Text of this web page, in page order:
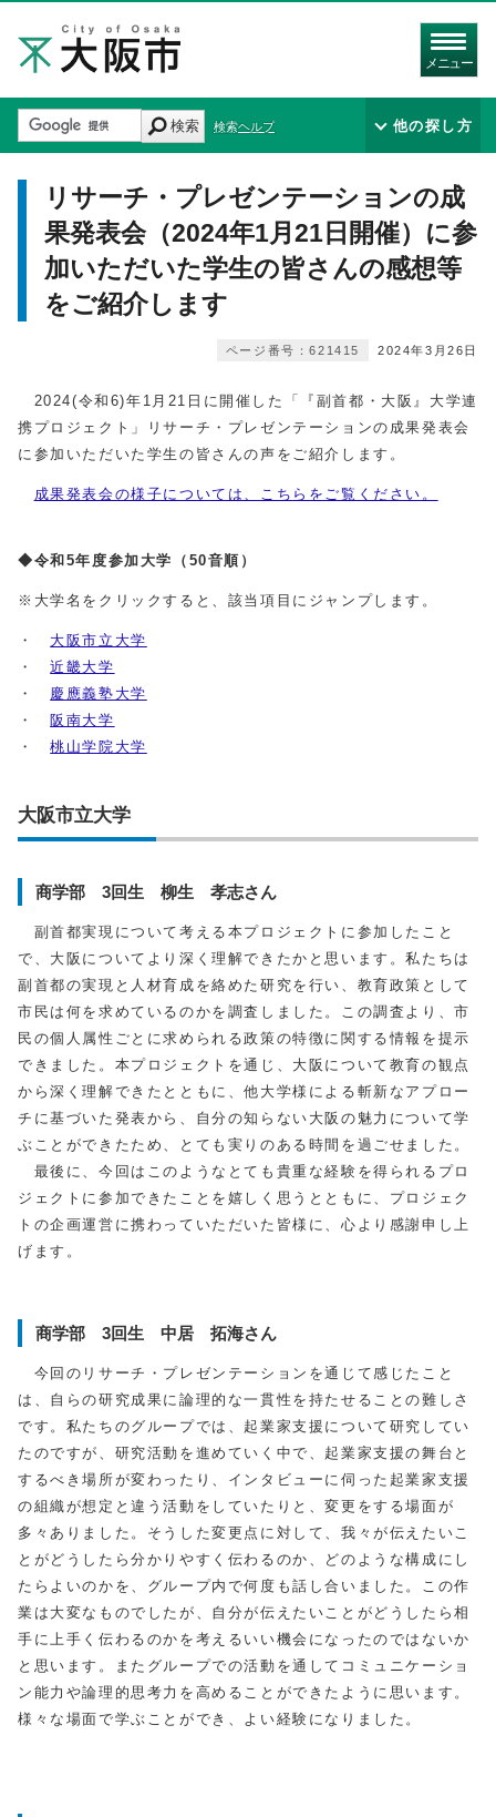
メニュー
検索 検索ヘルプ 他の探し方
リサーチ・プレゼンテーションの成
果発表会（2024年1月21日開催）に参
加いただいた学生の皆さんの感想等
をご紹介します
2024年3月26日
ページ番号：621415
2024(令和6)年1月21日に開催した「『副首都・大阪』大学連
携プロジェクト」リサーチ・プレゼンテーションの成果発表会
に参加いただいた学生の皆さんの声をご紹介します。
成果発表会の様子については、こちらをご覧ください。
◆令和5年度参加大学（50音順）
※大学名をクリックすると、該当項目にジャンプします。
・ 大阪市立大学
・近畿大学
・ 慶應義塾大学
・ 阪南大学
・桃山学院大学
大阪市立大学
商学部 3回生 柳生 孝志さん
副首都実現について考える本プロジェクトに参加したこと
で、大阪についてより深く理解できたかと思います。私たちは
副首都の実現と人材育成を絡めた研究を行い、教育政策として
市民は何を求めているのかを調査しました。この調査より、市
民の個人属性ごとに求められる政策の特徴に関する情報を提示
できました。本プロジェクトを通じ、大阪について教育の観点
から深く理解できたとともに、他大学様による斬新なアプロー
チに基づいた発表から、自分の知らない大阪の魅力について学
ぶことができたため、とても実りのある時間を過ごせました。
最後に、今回はこのようなとても貴重な経験を得られるプロ
ジェクトに参加できたことを嬉しく思うとともに、プロジェク
トの企画運営に携わっていただいた皆様に、心より感謝申し上
げます。
商学部 3回生 中居 拓海さん
今回のリサーチ・プレゼンテーションを通じて感じたこと
は、自らの研究成果に論理的な一貫性を持たせることの難しさ
です。私たちのグループでは、起業家支援について研究してい
たのですが、研究活動を進めていく中で、起業家支援の舞台と
するべき場所が変わったり、インタビューに伺った起業家支援
の組織が想定と違う活動をしていたりと、変更をする場面が
多々ありました。そうした変更点に対して、我々が伝えたいこ
とがどうしたら分かりやすく伝わるのか、どのような構成にし
たらよいのかを、グループ内で何度も話し合いました。この作
業は大変なものでしたが、自分が伝えたいことがどうしたら相
手に上手く伝わるのかを考えるいい機会になったのではないか
と思います。またグループでの活動を通してコミュニケーショ
ン能力や論理的思考力を高めることができたように思います。
様々な場面で学ぶことができ、よい経験になりました。